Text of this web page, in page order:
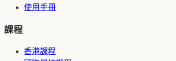
使用手冊
課程
香港課程